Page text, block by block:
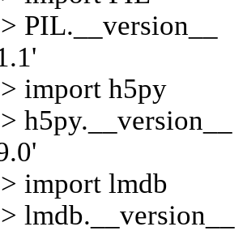
PIL.__version__
import h5py
h5py.__version__
import lmdb
lmdb.__version__